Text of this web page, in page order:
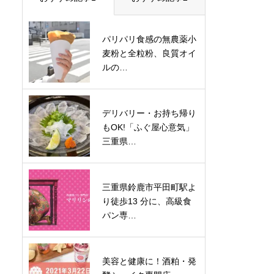
パリパリ食感の無農薬小
麦粉と全粒粉、良質オイ
ルの…
デリバリー・お持ち帰り
もOK!「ふぐ屋心意気」
三重県…
三重県鈴鹿市平田町駅よ
り徒歩13 分に、高級食
パン専…
美容と健康に！酒粕・発